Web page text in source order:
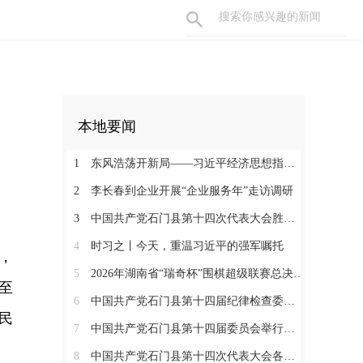
本地要闻
1 东风浩荡开新局——习近平经济思想指引中国经济高质量发展行稳致远
2 李长春到企业开展“企业服务年”走访调研
3 中国共产党石门县第十四次代表大会胜利闭幕
4 时习之丨今天，重温习近平的强军嘱托
5 2026年湖南省“瑞奇杯”围棋超级联赛总决赛在石门开幕
6 中国共产党石门县第十四届纪律检查委员会召开第一次全体会议
7 中国共产党石门县第十四届委员会举行第一次全体会议
8 中国共产党石门县第十四次代表大会各代表团开展分团讨论